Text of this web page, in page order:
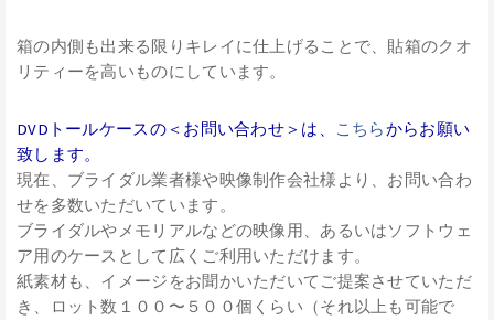
箱の内側も出来る限りキレイに仕上げることで、貼箱のクオ
リティーを高いものにしています。
DVDトールケースの＜お問い合わせ＞は、 こちらからお願い
致します。
現在、ブライダル業者様や映像制作会社様より、お問い合わ
せを多数いただいています。
ブライダルやメモリアルなどの映像用、あるいはソフトウェ
ア用のケースとして広くご利用いただけます。
紙素材も、イメージをお聞かいただいてご提案させていただ
き、ロット数１００〜５００個くらい（それ以上も可能で